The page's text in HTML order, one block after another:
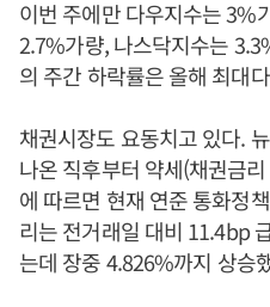
이번 주에만 다우지수는 3%
2.7%가량, 나스닥지수는
의 주간 하락률은 올해 최대
채권시장도 요동치고 있다.
나온 직후부터 약세(채권금
에 따르면 현재 연준 통화정
리는 전거래일 대비 11.4bp
는데 장중 4.826%까지 상승